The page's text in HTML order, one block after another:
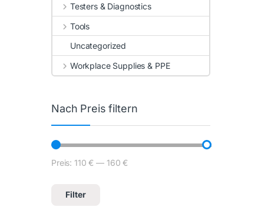
Testers & Diagnostics
Tools
Uncategorized
Workplace Supplies & PPE
Nach Preis filtern
Min. Preis
Max. Preis
Filter
Preis: 110 € — 160 €